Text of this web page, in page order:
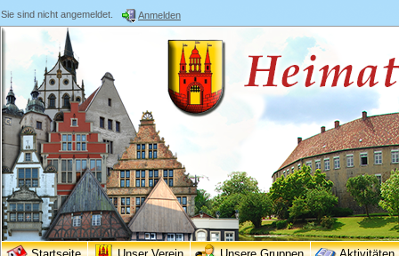
Sie sind nicht angemeldet. Anmelden